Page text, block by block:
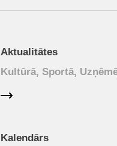
Aktualitātes
Kultūrā, Sportā,
Kalendārs